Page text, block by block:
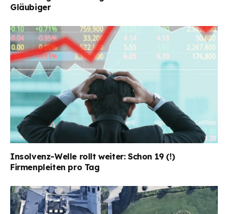
Gläubiger
Insolvenz-Welle rollt weiter: Schon 19 (!)
Firmenpleiten pro Tag